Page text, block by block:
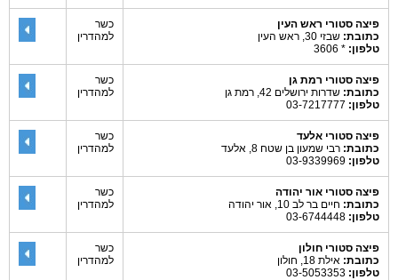
פיצה סטורי ראש העין
כתובת: שבזי 30, ראש העין
טלפון: * 3606
כשר
למהדרין
פיצה סטורי רמת גן
כתובת: שדרות ירושלים 42, רמת גן
טלפון:
כשר
למהדרין
פיצה סטורי אלעד
כתובת: רבי שמעון בן שטח 8, אלעד
טלפון:
כשר
למהדרין
פיצה סטורי אור יהודה
כתובת: חיים בר לב 10, אור יהודה
טלפון:
כשר
למהדרין
פיצה סטורי חולון
כתובת: אילת 18, חולון
טלפון:
כשר
למהדרין